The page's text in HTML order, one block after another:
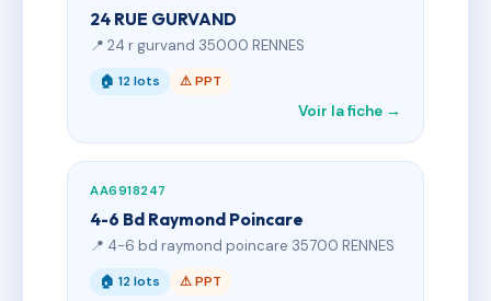
24 RUE GURVAND
📍 24 r gurvand 35000 RENNES
🏠 12 lots ⚠ PPT
Voir la fiche →
AA6918247
4-6 Bd Raymond Poincare
📍 4-6 bd raymond poincare 35700 RENNES
🏠 12 lots ⚠ PPT